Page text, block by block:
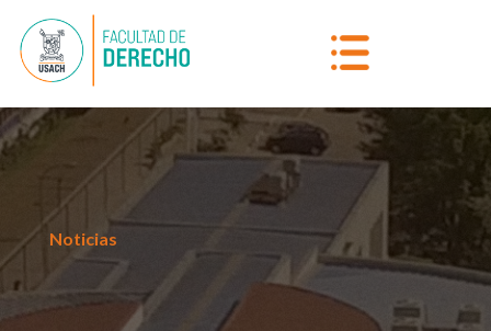
Noticias